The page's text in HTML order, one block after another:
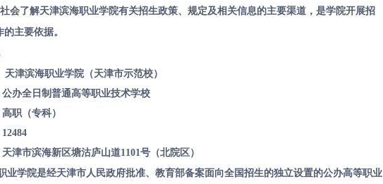
会了解天津滨海职业学院有关招生政策、规定及相关信息的主要渠道，是学院开展招
主要依据。
天津滨海职业学院（天津市示范校）
办全日制普通高等职业技术学校
职（专科）
津市滨海新区塘沽庐山道1101号（北院区）
业学院是经天津市人民政府批准、教育部备案面向全国招生的独立设置的公办高等职业